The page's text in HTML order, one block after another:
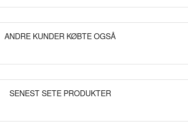
ANDRE KUNDER KØBTE OGSÅ
SENEST SETE PRODUKTER